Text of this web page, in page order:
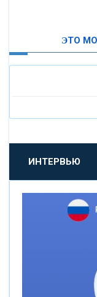
«БАНК
ЭТО
ИНТЕРВЬЮ